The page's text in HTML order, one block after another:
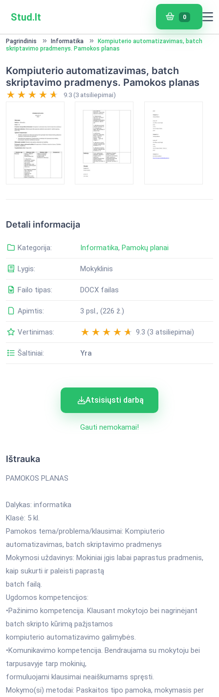
Stud.lt 0
Pagrindinis Informatika
Kompiuterio automatizavimas, batch
skriptavimo pradmenys. Pamokos planas
Kompiuterio automatizavimas, batch
skriptavimo pradmenys. Pamokos planas
9.3 (3 atsiliepimai)
Detali informacija
Kategorija: Informatika, Pamokų planai
Lygis: Mokyklinis
Failo tipas: DOCX failas
Apimtis: 3 psl., (226 ž.)
Vertinimas: 9.3 (3 atsiliepimai)
Šaltiniai: Yra
Atsisiųsti darbą
Gauti nemokamai!
Ištrauka
PAMOKOS PLANAS
Dalykas: informatika
Klasė: 5 kl.
Pamokos tema/problema/klausimai: Kompiuterio
automatizavimas, batch skriptavimo pradmenys
Mokymosi uždavinys: Mokiniai įgis labai paprastus pradmenis,
kaip sukurti ir paleisti paprastą
batch failą.
Ugdomos kompetencijos:
•Pažinimo kompetencija. Klausant mokytojo bei nagrinėjant
batch skripto kūrimą pažįstamos
kompiuterio automatizavimo galimybės.
•Komunikavimo kompetencija. Bendraujama su mokytoju bei
tarpusavyje tarp mokinių,
formuluojami klausimai neaiškumams spręsti.
Mokymo(si) metodai: Paskaitos tipo pamoka, mokymasis per